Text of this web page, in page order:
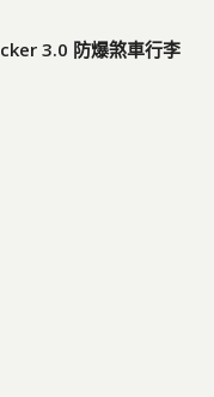
3.0 防爆煞車行李